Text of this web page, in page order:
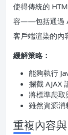
使得傳統的
容——包括通過
客戶端渲染的內
緩解策略：
能夠執行
攔截 AJAX
將標準爬取
雖然資源消
重複內容